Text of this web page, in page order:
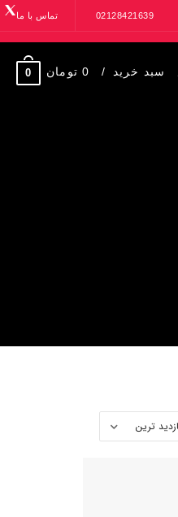
02128421639 تماس با ما
سبد خرید 0 تومان 0